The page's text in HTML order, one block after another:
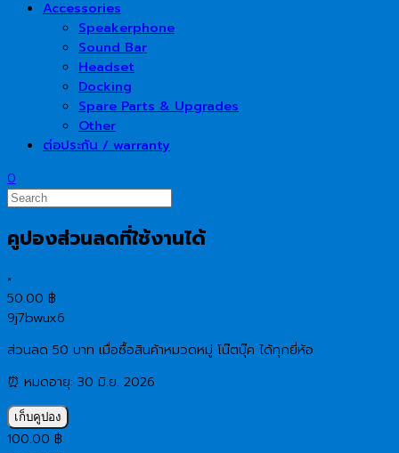
Accessories
Speakerphone
Sound Bar
Headset
Docking
Spare Parts & Upgrades
Other
ต่อประกัน / warranty
0
คูปองส่วนลดที่ใช้งานได้
×
50.00 ฿
9j7bwux6
ส่วนลด 50 บาท เมื่อซื้อสินค้าหมวดหมู่ โน๊ตบุ๊ค ได้ทุกยี่ห้อ
⏰ หมดอายุ: 30 มิ.ย. 2026
เก็บคูปอง
100.00 ฿